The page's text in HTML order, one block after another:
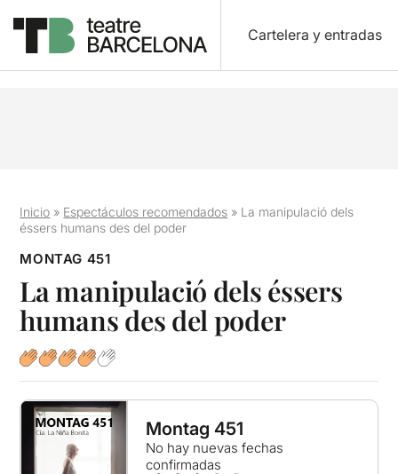
Cartelera y entradas
Inicio » Espectáculos recomendados » La manipulació dels
éssers humans des del poder
MONTAG 451
La manipulació dels éssers
humans des del poder
Montag 451
No hay nuevas fechas
confirmadas